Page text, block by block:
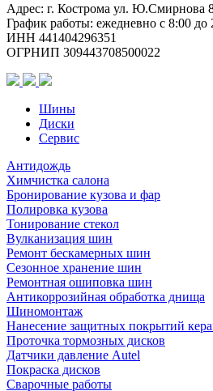
V-
525
TL
Адрес: г. Кострома ул. Ю.Смирнова
График работы: ежедневно с 8:00 до
ИНН 441404296351
ОГРНИП 309443708500022
Шины
Диски
Сервис
Антидождь
Химчистка салона
Бронирование кузова и фар
Полировка кузова
Тонирование стекол
Вулканизация шин
Ремонт бескамерных шин
Сезонное хранение шин
Ремонтная ошиповка шин
Антикоррозийная обработка днища
Шиномонтаж
Нанесение защитных покрытий
Проточка тормозных дисков
Датчики давление Autel
Покраска дисков
Сварочные работы